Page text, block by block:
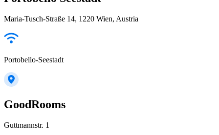
Maria-Tusch-Straße 14, 1220 Wien, Austria
Portobello-Seestadt
GoodRooms
Guttmannstr. 1